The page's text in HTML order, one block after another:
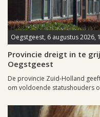
Oegstgeest, 6 augustus 2026,
Provincie dreigt in te
Oegstgeest
De provincie Zuid-Holland
om voldoende statushouders